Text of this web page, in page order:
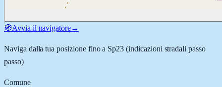
🧭Avvia il navigatore→
Naviga dalla tua posizione fino a Sp23 (indicazioni stradali passo
passo)
Comune